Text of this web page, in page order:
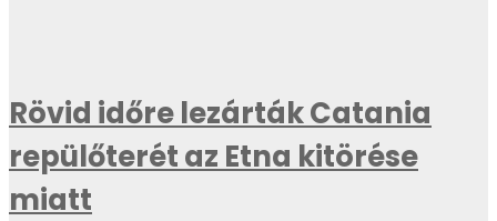
Rövid időre lezárták Catania
repülőterét az Etna kitörése
miatt